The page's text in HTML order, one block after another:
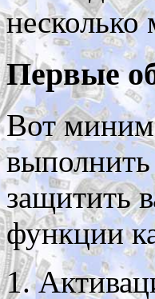
несколько
Первые
Вот
защитить
функции